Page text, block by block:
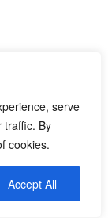
serve
traffic. By
cookies.
Accept All